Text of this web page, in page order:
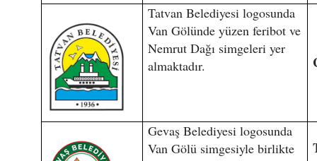
Tatvan Belediyesi logosunda
Van Gölünde yüzen feribot ve
Nemrut Dağı simgeleri yer
almaktadır.
Gevaş Belediyesi logosunda
Van Gölü simgesiyle birlikte